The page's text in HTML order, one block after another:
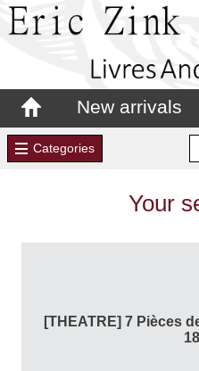
New arrivals
Categories
Your
[THEATRE] 7 Pièces